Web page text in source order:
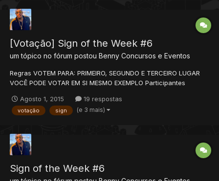
[Votação] Sign of the Week #6
um tópico no fórum postou Benny Concursos e Eventos
Regras VOTEM PARA: PRIMEIRO, SEGUNDO E TERCEIRO LUGAR
VOCÊ PODE VOTAR EM SI MESMO EXEMPLO Participantes
Bruno Minervinos [HAUHAUHA] Overpower...
Agosto 1, 2015 19 respostas
votação sign (e 3 mais)
Sign of the Week #6